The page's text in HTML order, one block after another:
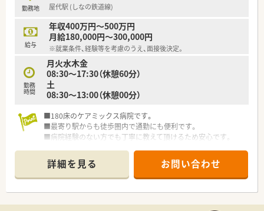
勤務地 屋代駅 (しなの鉄道線)
給与
年収400万円～500万円
月給180,000円～300,000円
※就業条件、経験等を考慮のうえ、面接後決定。
勤務
時間
月火水木金
08:30～17:30（休憩60分）
土
08:30～13:00（休憩00分）
■180床のケアミックス病院です。
■最寄り駅からも徒歩圏内で通勤にも便利です。
■病院経験のない方でも丁寧に教えて頂けるため安心です。
詳細を見る お問い合わせ